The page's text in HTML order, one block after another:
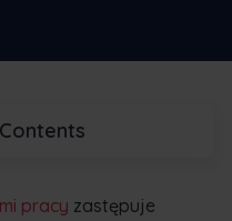
pracy zastępuje